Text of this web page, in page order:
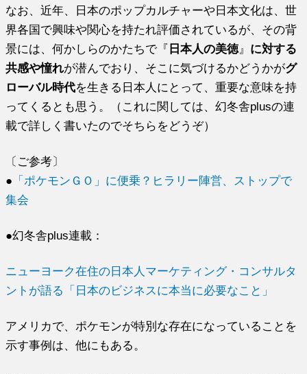
なお、近年、日本のポップカルチャーや日本文化は、世
界各国で興味や関心を持たれ評価されているが、その背
景には、何かしらのかたちで『 日本人の美徳』 に対する
共感や憧れが潜んでおり、そこに気づけるかどうかがグ
ローバル時代を生きる日本人にとって、重要な意味を持
ってくるとも思う。（これに関しては、幻冬舎plusの連
載で詳しく書いたのでそちらをどうぞ）
〔ご参考〕
● 「ポケモンＧＯ」に便乗？ヒラリー陣営、ストップで
集会
●幻冬舎plus連載：
ニューヨーク在住の日本人マーケティング・コンサルタ
ントが語る「日本のビジネスに本当に必要なこと」
アメリカで、ポケモンが特別な存在になっていることを
示す事例は、他にもある。